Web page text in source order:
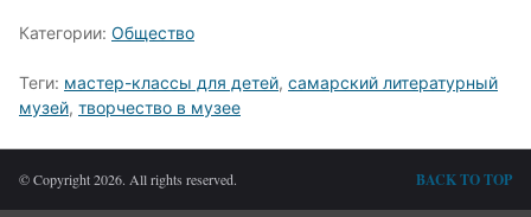
Категории: Общество
Теги: мастер-классы для детей, самарский литературный
музей, творчество в музее
© Copyright 2026. All rights reserved. BACK TO TOP